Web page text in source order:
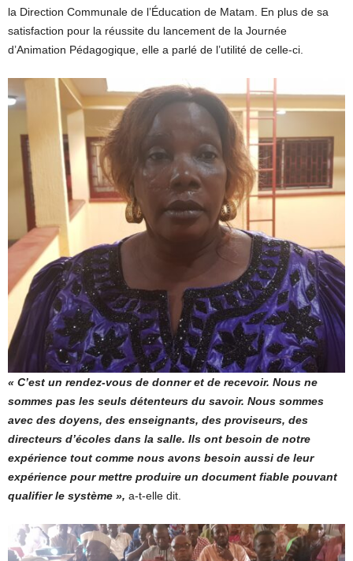
la Direction Communale de l’Éducation de Matam. En plus de sa
satisfaction pour la réussite du lancement de la Journée
d’Animation Pédagogique, elle a parlé de l’utilité de celle-ci.
« C’est un rendez-vous de donner et de recevoir. Nous ne
sommes pas les seuls détenteurs du savoir. Nous sommes
avec des doyens, des enseignants, des proviseurs, des
directeurs d’écoles dans la salle. Ils ont besoin de notre
expérience tout comme nous avons besoin aussi de leur
expérience pour mettre produire un document fiable pouvant
qualifier le système », a-t-elle dit.